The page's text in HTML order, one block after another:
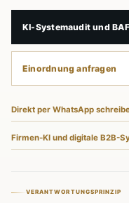
KI-Systemaudit und
Einordnung anfragen
Direkt per WhatsApp
Firmen-KI und digitale B2B-
VERANTWORTUNGSPRINZIP